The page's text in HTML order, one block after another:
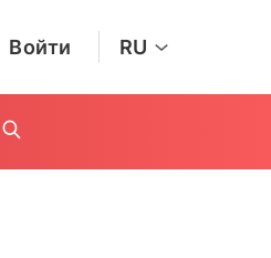
Войти RU